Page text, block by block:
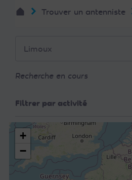
Trouver un antenniste
Recherche en cours
Filtrer par activité
+
−